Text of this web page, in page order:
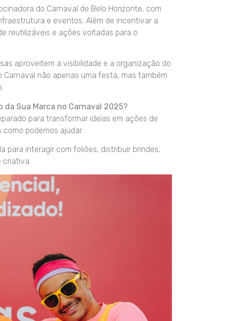
do Carnaval de Belo Horizonte, com
e eventos. Além de incentivar a
reutilizáveis e ações voltadas para o
aproveitem a visibilidade e a organização do
não apenas uma festa, mas também
da Sua Marca no Carnaval 2025?
para transformar ideias em ações de
podemos ajudar:
para interagir com foliões, distribuir brindes,
criativa.